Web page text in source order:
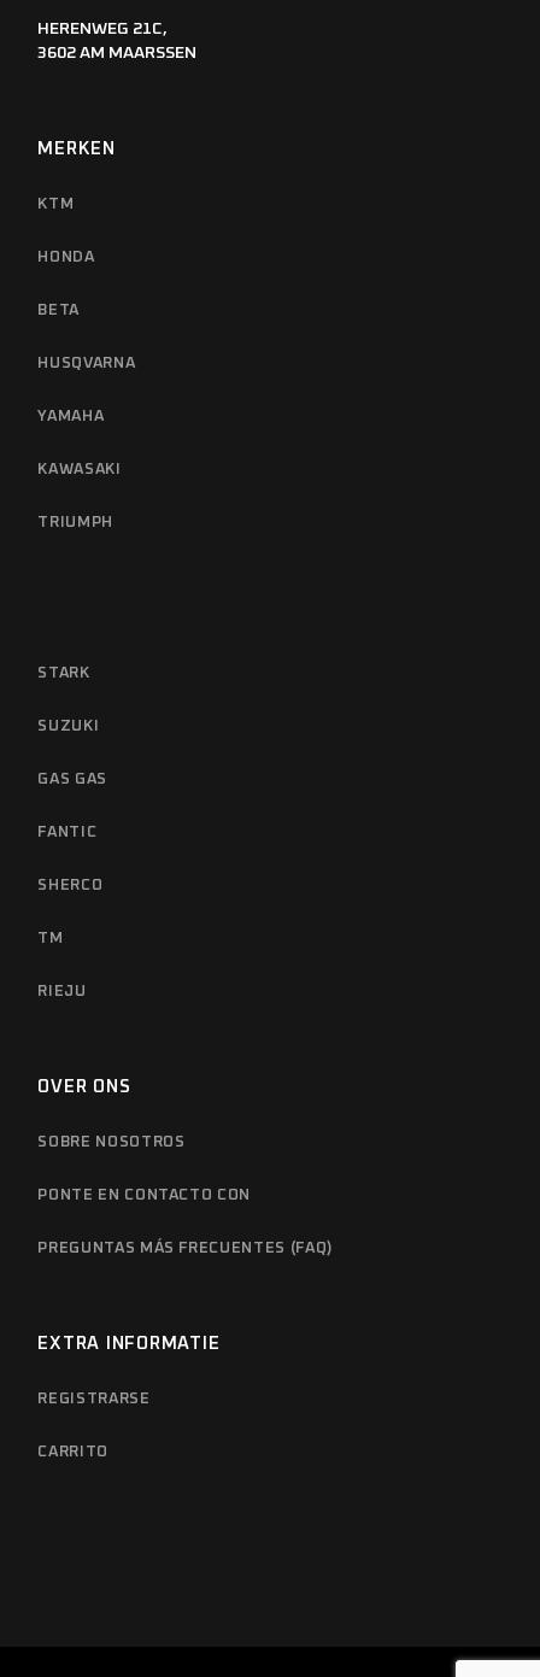
HERENWEG 21C,
3602 AM MAARSSEN
MERKEN
KTM
HONDA
BETA
HUSQVARNA
YAMAHA
KAWASAKI
TRIUMPH
STARK
SUZUKI
GAS GAS
FANTIC
SHERCO
TM
RIEJU
OVER ONS
SOBRE NOSOTROS
PONTE EN CONTACTO CON
PREGUNTAS MÁS FRECUENTES (FAQ)
EXTRA INFORMATIE
REGISTRARSE
CARRITO